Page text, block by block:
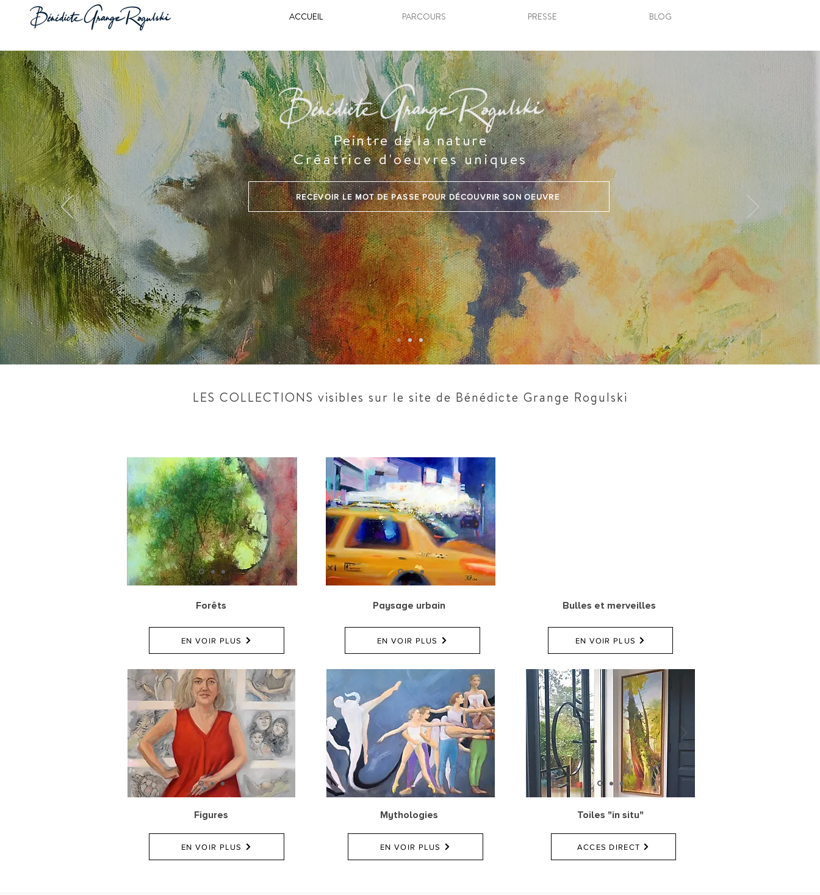
ACCUEIL PARCOURS PRESSE BLOG
Peintre de la nature
Créatrice d'oeuvres uniques
RECEVOIR LE MOT DE PASSE POUR DÉCOUVRIR SON OEUVRE
LES COLLECTIONS visibles sur le site de Bénédicte Grange Rogulski
Forêts
EN VOIR PLUS
Paysage urbain
EN VOIR PLUS
Bulles et merveilles
EN VOIR PLUS
Figures
EN VOIR PLUS
Mythologies
EN VOIR PLUS
Toiles "in situ"
ACCES DIRECT